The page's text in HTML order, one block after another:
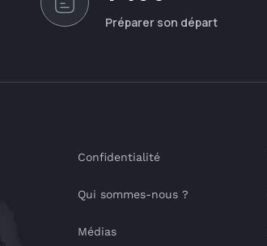
Préparer son départ
Confidentialité
Qui sommes-nous ?
Médias